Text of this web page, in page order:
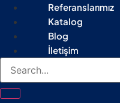
Referanslarımız
Katalog
Blog
İletişim